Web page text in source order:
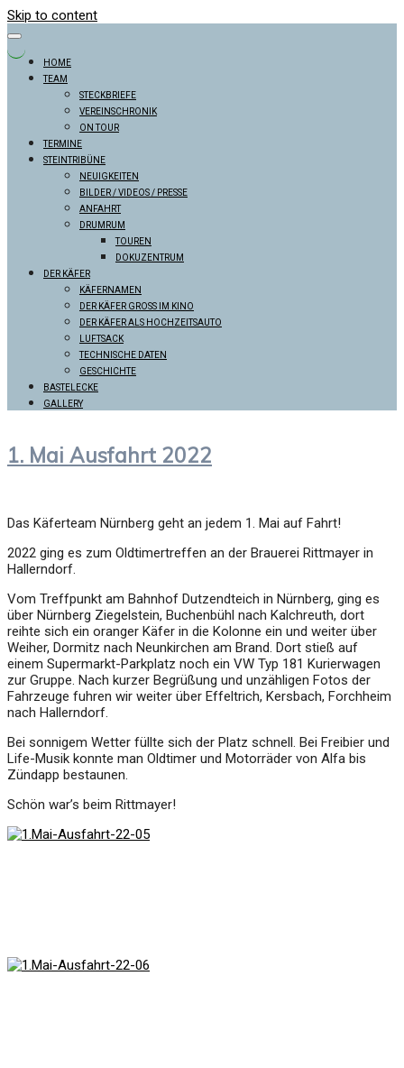
Skip to content
HOME
TEAM
STECKBRIEFE
VEREINSCHRONIK
ON TOUR
TERMINE
STEINTRIBÜNE
NEUIGKEITEN
BILDER / VIDEOS / PRESSE
ANFAHRT
DRUMRUM
TOUREN
DOKUZENTRUM
DER KÄFER
KÄFERNAMEN
DER KÄFER GROSS IM KINO
DER KÄFER ALS HOCHZEITSAUTO
LUFTSACK
TECHNISCHE DATEN
GESCHICHTE
BASTELECKE
GALLERY
1. Mai Ausfahrt 2022
Das Käferteam Nürnberg geht an jedem 1. Mai auf Fahrt!
2022 ging es zum Oldtimertreffen an der Brauerei Rittmayer in
Hallerndorf.
Vom Treffpunkt am Bahnhof Dutzendteich in Nürnberg, ging es
über Nürnberg Ziegelstein, Buchenbühl nach Kalchreuth, dort
reihte sich ein oranger Käfer in die Kolonne ein und weiter über
Weiher, Dormitz nach Neunkirchen am Brand. Dort stieß auf
einem Supermarkt-Parkplatz noch ein VW Typ 181 Kurierwagen
zur Gruppe. Nach kurzer Begrüßung und unzähligen Fotos der
Fahrzeuge fuhren wir weiter über Effeltrich, Kersbach, Forchheim
nach Hallerndorf.
Bei sonnigem Wetter füllte sich der Platz schnell. Bei Freibier und
Life-Musik konnte man Oldtimer und Motorräder von Alfa bis
Zündapp bestaunen.
Schön war’s beim Rittmayer!